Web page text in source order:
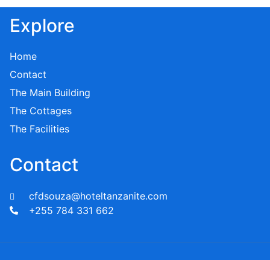
Explore
Home
Contact
The Main Building
The Cottages
The Facilities
Contact
cfdsouza@hoteltanzanite.com
+255 784 331 662